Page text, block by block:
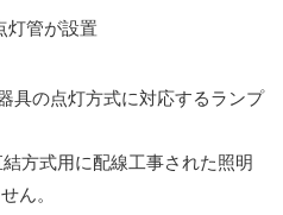
灯管が設置
具の点灯方式に対応するランプ
方式用に配線工事された照明
ん。